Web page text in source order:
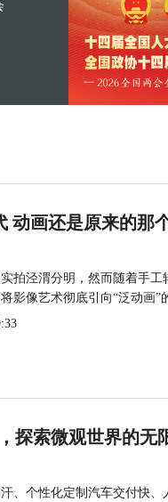
动画还是原来的那
拍泾渭分明，然而随着手
影像艺术彻底引向“泛动画”
探索微观世界的无
、个性化定制汽车交付快